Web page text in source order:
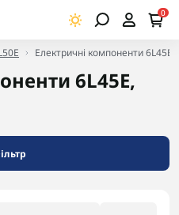
0
Електричні компоненти 6L45E,
6L45E,